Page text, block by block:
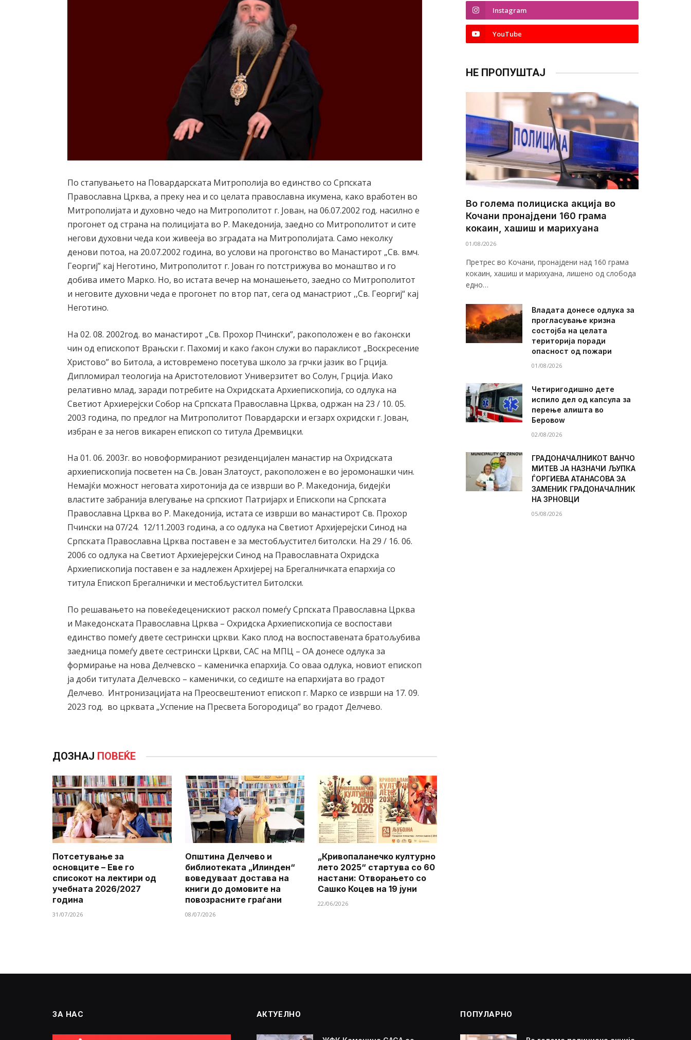
По стапувањето на Повардарската Митрополија во единство со Српската
Православна Црква, а преку неа и со целата православна икумена, како вработен во
Митрополијата и духовно чедо на Митрополитот г. Јован, на 06.07.2002 год. насилно е
прогонет од страна на полицијата во Р. Македонија, заедно со Митрополитот и сите
негови духовни чеда кои живееја во зградата на Митрополијата. Само неколку
денови потоа, на 20.07.2002 година, во услови на прогонство во Манастирот „Св. вмч.
Георгиј” кај Неготино, Митрополитот г. Јован го потстрижува во монаштво и го
добива името Марко. Но, во истата вечер на монашењето, заедно со Митрополитот
и неговите духовни чеда е прогонет по втор пат, сега од манастриот ,,Св. Георгиј“ кај
Неготино.
На 02. 08. 2002год. во манастирот „Св. Прохор Пчински”, ракоположен е во ѓаконски
чин од епископот Врањски г. Пахомиј и како ѓакон служи во параклисот „Воскресение
Христово” во Битола, а истовремено посетува школо за грчки јазик во Грција.
Дипломирал теологија на Аристотеловиот Универзитет во Солун, Грција. Иако
релативно млад, заради потребите на Охридската Архиепископија, со одлука на
Светиот Архиерејски Собор на Српската Православна Црква, одржан на 23 / 10. 05.
2003 година, по предлог на Митрополитот Повардарски и егзарх охридски г. Јован,
избран е за негов викарен епископ со титула Дремвицки.
На 01. 06. 2003г. во новоформираниот резиденцијален манастир на Охридската
архиепископија посветен на Св. Јован Златоуст, ракоположен е во јеромонашки чин.
Немајќи можност неговата хиротонија да се изврши во Р. Македонија, бидејќи
властите забранија влегување на српскиот Патријарх и Епископи на Српската
Православна Црква во Р. Македонија, истата се изврши во манастирот Св. Прохор
Пчински на 07/24. 12/11.2003 година, а со одлука на Светиот Архијерејски Синод на
Српската Православна Црква поставен е за местобљустител битолски. На 29 / 16. 06.
2006 со одлука на Светиот Архиејерејски Синод на Православната Охридска
Архиепископија поставен е за надлежен Архијереј на Брегалничката епархија со
титула Епископ Брегалнички и местобљустител Битолски.
По решавањето на повеќедеценискиот раскол помеѓу Српската Православна Црква
и Македонската Православна Црква – Охридска Архиепископија се воспостави
единство помеѓу двете сестрински цркви. Како плод на воспоставената братољубива
заедница помеѓу двете сестрински Цркви, САС на МПЦ – ОА донесе одлука за
формирање на нова Делчевско – каменичка епархија. Со оваа одлука, новиот епископ
ја доби титулата Делчевско – каменички, со седиште на епархијата во градот
Делчево. Интронизацијата на Преосвештениот епископ г. Марко се изврши на 17. 09.
2023 год. во црквата „Успение на Пресвета Богородица’’ во градот Делчево.
ДОЗНАЈ ПОВЕЌЕ
Потсетување за
основците – Еве го
списокот на лектири од
учебната 2026/2027
година
31/07/2026
Општина Делчево и
библиотеката „Илинден“
воведуваат достава на
книги до домовите на
повозрасните граѓани
08/07/2026
„Кривопаланечко културно
лето 2025“ стартува со 60
настани: Отворањето со
Сашко Коцев на 19 јуни
22/06/2026
Instagram
YouTube
НЕ ПРОПУШТАЈ
Во голема полициска акција во
Кочани пронајдени 160 грама
кокаин, хашиш и марихуана
01/08/2026
Претрес во Кочани, пронајдени над 160 грама
кокаин, хашиш и марихуана, лишено од слобода
едно…
Владата донесе одлука за
прогласување кризна
состојба на целата
територија поради
опасност од пожари
01/08/2026
Четиригодишно дете
испило дел од капсула за
перење алишта во
Беровоw
02/08/2026
ГРАДОНАЧАЛНИКОТ ВАНЧО
МИТЕВ ЈА НАЗНАЧИ ЉУПКА
ЃОРГИЕВА АТАНАСОВА ЗА
ЗАМЕНИК ГРАДОНАЧАЛНИК
НА ЗРНОВЦИ
05/08/2026
ЗА НАС АКТУЕЛНО ПОПУЛАРНО